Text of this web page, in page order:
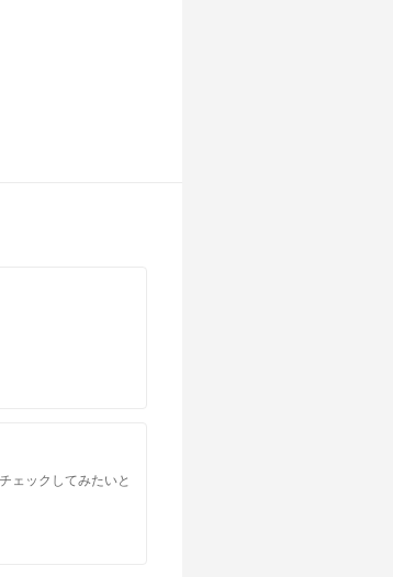
ェックしてみたいと